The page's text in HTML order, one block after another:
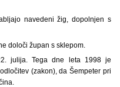
navedeni žig, dopolnjen s
določi župan s sklepom.
julija. Tega dne leta 1998 je
(zakon), da Šempeter pri